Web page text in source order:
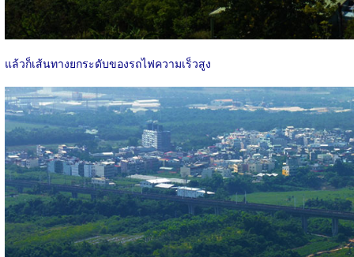
แล้วก็เส้นทางยกระดับของรถไฟความเร็วสูง